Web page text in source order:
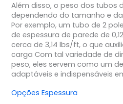
Além disso, o peso dos tubos
dependendo do tamanho e
Por exemplo, um tubo de 2
de espessura de parede de
cerca de 3,14 lbs/ft, o que
carga Com tal variedade de
peso, eles servem como um
adaptáveis e indispensáveis
Opções Espessura